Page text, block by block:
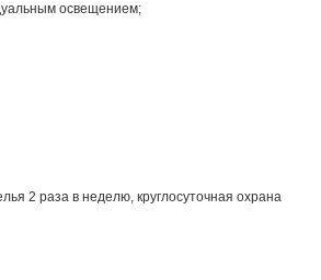
освещением;
2 раза в неделю, круглосуточная охрана